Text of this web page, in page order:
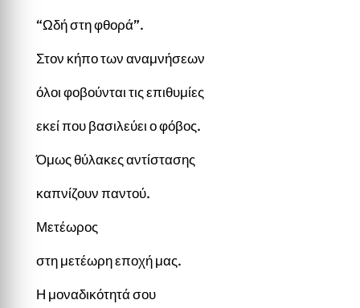
“Ωδή στη φθορά”.
Στον κήπο των αναμνήσεων
όλοι φοβούνται τις επιθυμίες
εκεί που βασιλεύει ο φόβος.
Όμως θύλακες αντίστασης
καπνίζουν παντού.
Μετέωρος
στη μετέωρη εποχή μας.
Η μοναδικότητά σου